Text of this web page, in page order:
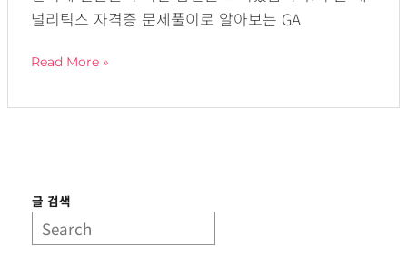
널리틱스 자격증 문제풀이로 알아보는 GA
Read More »
글 검색